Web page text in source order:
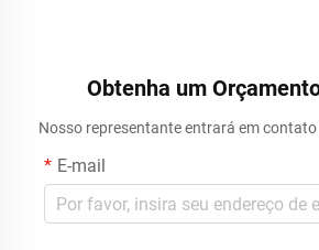
Obtenha um
Nosso representante entrará em contato
E-mail